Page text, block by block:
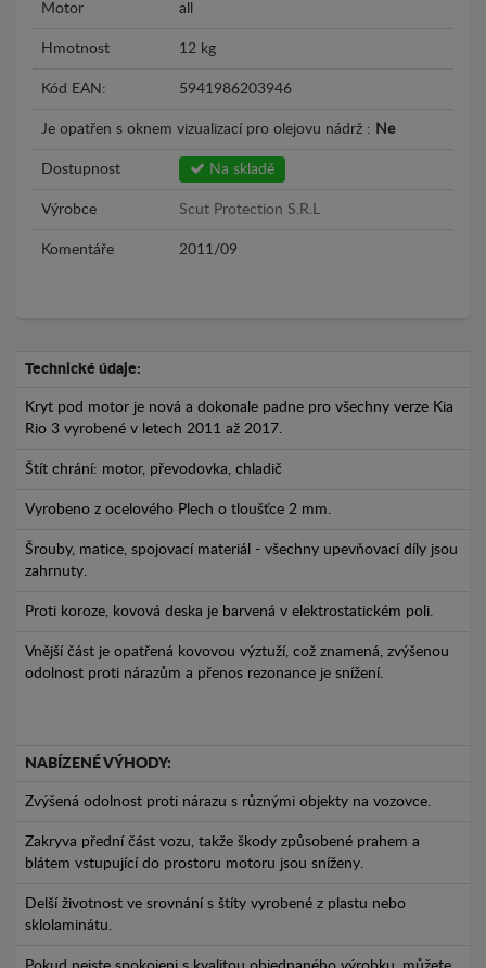
Motor all
Hmotnost 12 kg
Kód EAN: 5941986203946
Je opatřen s oknem vizualizací pro olejovu nádrž : Ne
Dostupnost Na skladě
Výrobce Scut Protection S.R.L
Komentáře 2011/09
Technické údaje:
Kryt pod motor je nová a dokonale padne pro všechny verze Kia
Rio 3 vyrobené v letech 2011 až 2017.
Štít chrání: motor, převodovka, chladič
Vyrobeno z ocelového Plech o tloušťce 2 mm.
Šrouby, matice, spojovací materiál - všechny upevňovací díly jsou
zahrnuty.
Proti koroze, kovová deska je barvená v elektrostatickém poli.
Vnější část je opatřená kovovou výztuží, což znamená, zvýšenou
odolnost proti nárazům a přenos rezonance je snížení.
NABÍZENÉ VÝHODY:
Zvýšená odolnost proti nárazu s různými objekty na vozovce.
Zakryva přední část vozu, takže škody způsobené prahem a
blátem vstupující do prostoru motoru jsou sníženy.
Delší životnost ve srovnání s štíty vyrobené z plastu nebo
sklolaminátu.